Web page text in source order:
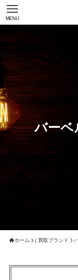
MENU
バーベ
ホーム | 買取ブランド